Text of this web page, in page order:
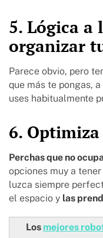
5. Lógica a
organizar
Parece obvio, pero
que más te pongas,
uses habitualmente
6.
Perchas que no
opciones muy a
luzca siempre
el espacio y las
Los mejores